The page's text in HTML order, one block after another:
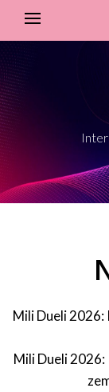
Mili Dueli 2026:
Mili Dueli